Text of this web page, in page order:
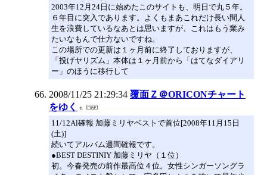
2003年12月24日に始めたこのサイトも、明日で丸５年。
６年目に突入であります。よくもまあこれだけ長い間人
生を浪費しているなあとは思いますが、これはもう業み
たいなもんで仕方ないですね。
この場所での更新は１ヶ月前に終了しておりますが、
「投げヤリズム」本体は１ヶ月前から「はてなダイアリ
ー」のほうに移行して
2008/11/25 21:29:34 覆面Ｚ＠ORICONチャート
をゆく
11/12Al確報 加藤ミリヤベストで首位[2008年11月15日
(土)]
続いてアルバム週間確報です。
●BEST DESTINIY 加藤ミリヤ（１位）
初。今春発売の前作最高位４位。女性シンガーソングラ